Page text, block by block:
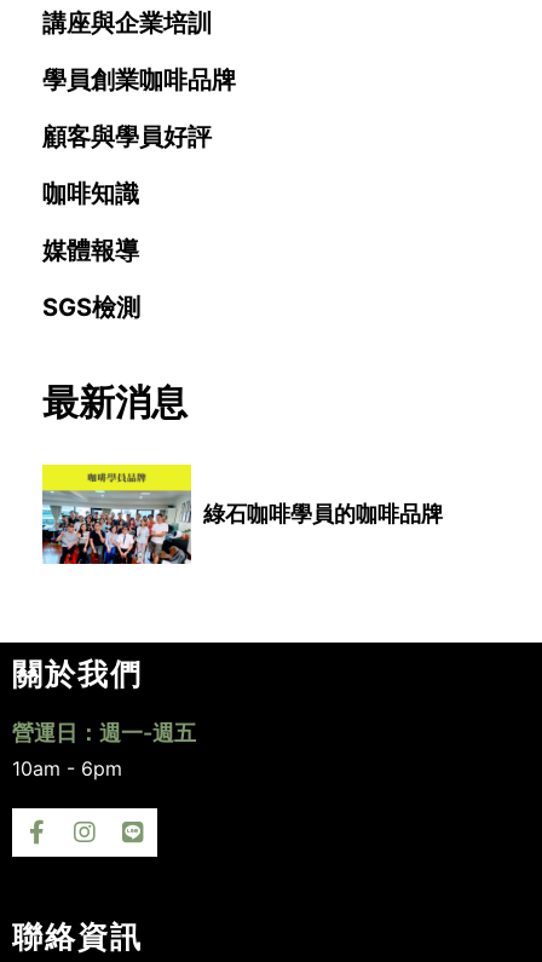
講座與企業培訓
學員創業咖啡品牌
顧客與學員好評
咖啡知識
媒體報導
SGS檢測
最新消息
綠石咖啡學員的咖啡品牌
關於我們
營運日：週一-週五
10am - 6pm
聯絡資訊